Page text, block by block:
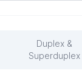
Duplex &
Superduplex